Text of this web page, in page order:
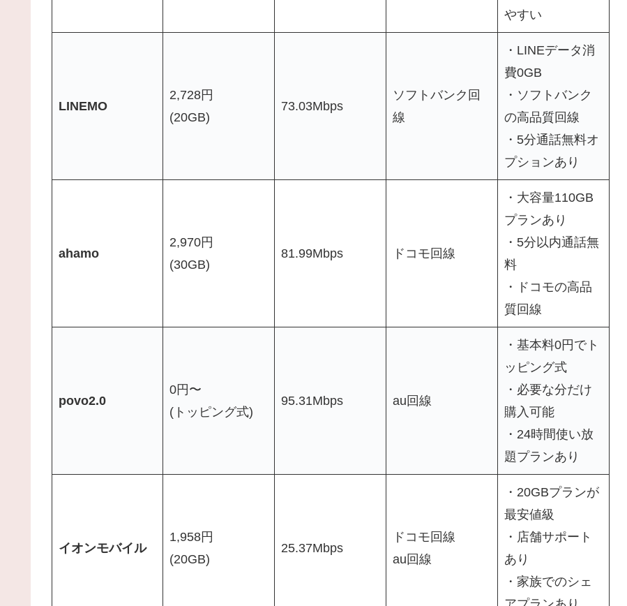
やすい
LINEMO
2,728円
(20GB)
73.03Mbps
ソフトバンク回
線
・LINEデータ消
費0GB
・ソフトバンク
の高品質回線
・5分通話無料オ
プションあり
ahamo
2,970円
(30GB)
81.99Mbps ドコモ回線
・大容量110GB
プランあり
・5分以内通話無
料
・ドコモの高品
質回線
povo2.0
0円〜
(トッピング式)
95.31Mbps au回線
・基本料0円でト
ッピング式
・必要な分だけ
購入可能
・24時間使い放
題プランあり
イオンモバイル
1,958円
(20GB)
25.37Mbps
ドコモ回線
au回線
・20GBプランが
最安値級
・店舗サポート
あり
・家族でのシェ